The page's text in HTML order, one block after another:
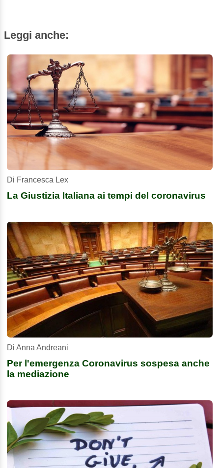
Leggi anche:
Di Francesca Lex
La Giustizia Italiana ai tempi del coronavirus
Di Anna Andreani
Per l'emergenza Coronavirus sospesa anche
la mediazione